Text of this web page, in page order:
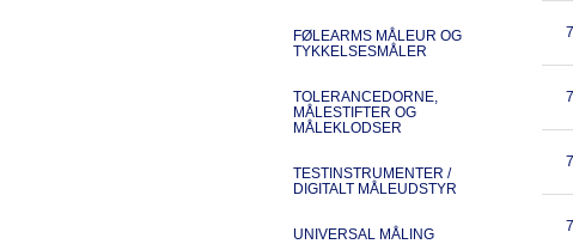
FØLEARMS MÅLEUR OG
TYKKELSESMÅLER
TOLERANCEDORNE,
MÅLESTIFTER OG
MÅLEKLODSER
TESTINSTRUMENTER /
DIGITALT MÅLEUDSTYR
UNIVERSAL MÅLING